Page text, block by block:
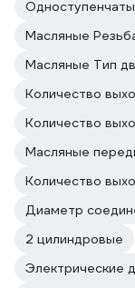
Масляные
Масляные Тип
Количество
Количество
Масляные
Количество
Диаметр
2 цилиндровые
Электрические